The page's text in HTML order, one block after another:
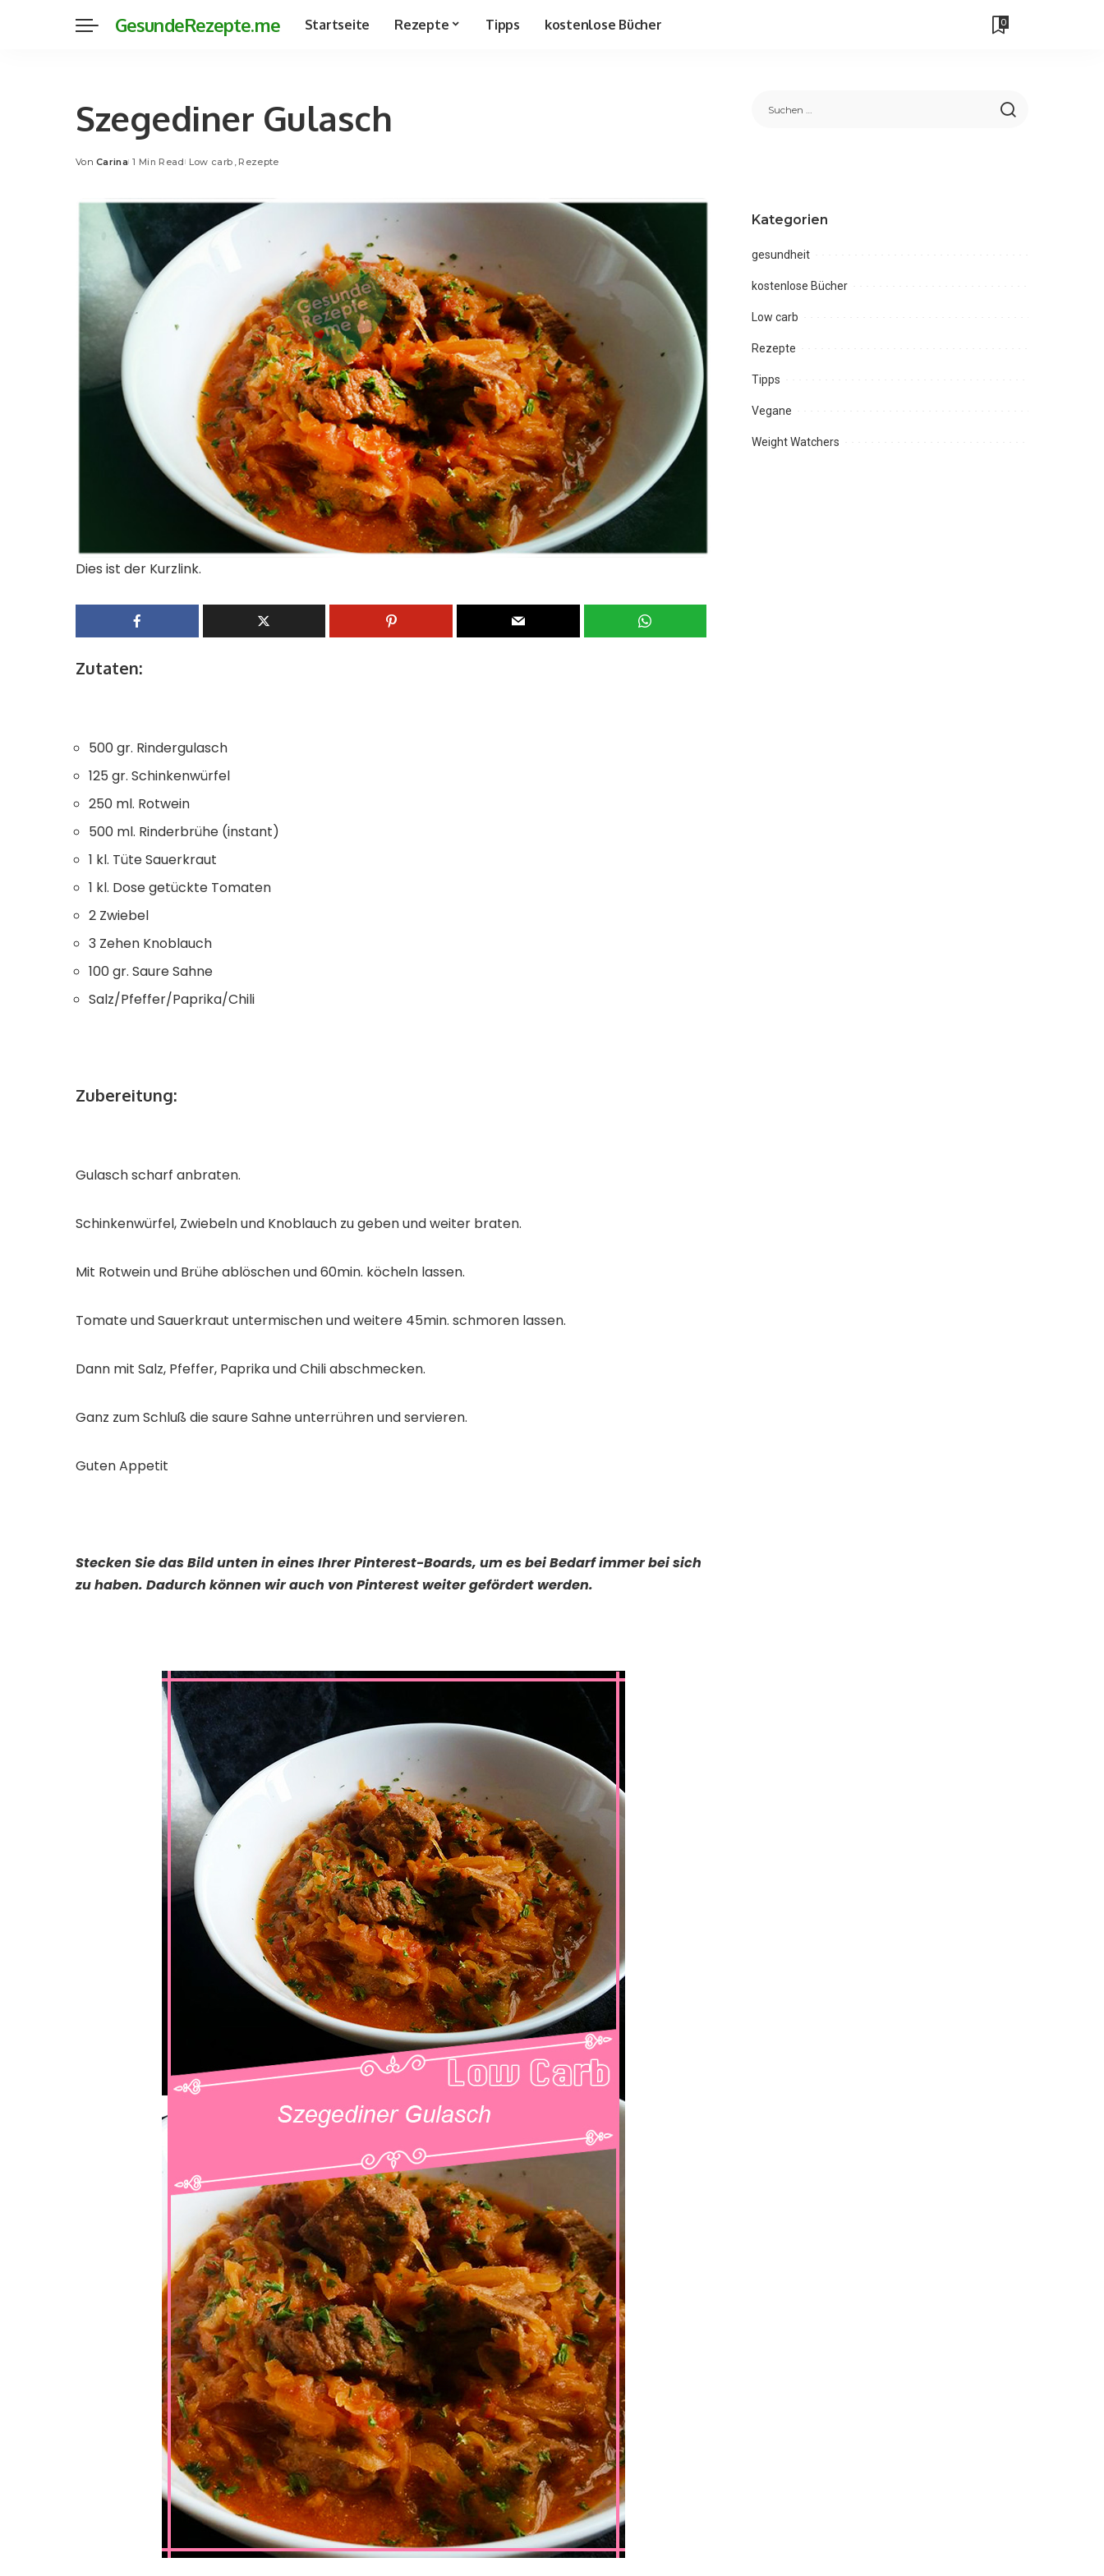
GesundeRezepte.me Startseite Rezepte Tipps kostenlose Bücher 0
Szegediner Gulasch
Posted
Von Carina 1 Min Read Low carb Rezepte
Dies ist der Kurzlink.
Zutaten:
500 gr. Rindergulasch
125 gr. Schinkenwürfel
250 ml. Rotwein
500 ml. Rinderbrühe (instant)
1 kl. Tüte Sauerkraut
1 kl. Dose getückte Tomaten
2 Zwiebel
3 Zehen Knoblauch
100 gr. Saure Sahne
Salz/Pfeffer/Paprika/Chili
Zubereitung:
Gulasch scharf anbraten.
Schinkenwürfel, Zwiebeln und Knoblauch zu geben und weiter braten.
Mit Rotwein und Brühe ablöschen und 60min. köcheln lassen.
Tomate und Sauerkraut untermischen und weitere 45min. schmoren lassen.
Dann mit Salz, Pfeffer, Paprika und Chili abschmecken.
Ganz zum Schluß die saure Sahne unterrühren und servieren.
Guten Appetit
Stecken Sie das Bild unten in eines Ihrer Pinterest-Boards, um es bei Bedarf immer bei sich
zu haben. Dadurch können wir auch von Pinterest weiter gefördert werden.
Kategorien
gesundheit
kostenlose Bücher
Low carb
Rezepte
Tipps
Vegane
Weight Watchers